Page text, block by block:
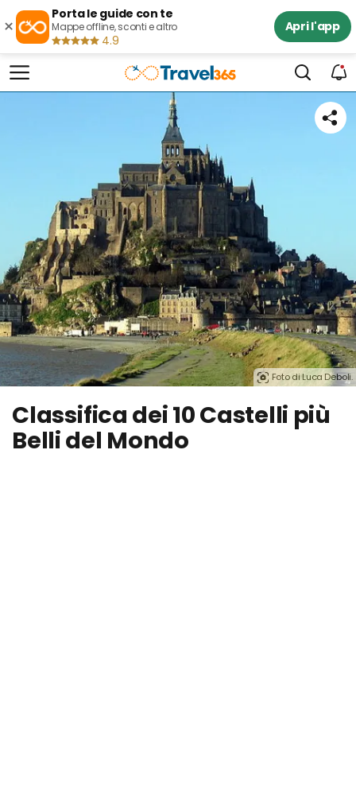
×
Porta le guide con te
Mappe offline, sconti e altro
4.9
Apri l'app
Foto di Luca Deboli.
Classifica dei 10 Castelli più
Belli del Mondo